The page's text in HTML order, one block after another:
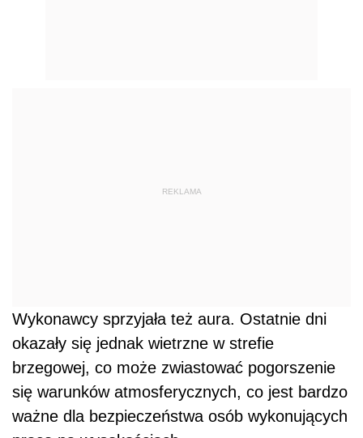
REKLAMA
Wykonawcy sprzyjała też aura. Ostatnie dni
okazały się jednak wietrzne w strefie
brzegowej, co może zwiastować pogorszenie
się warunków atmosferycznych, co jest bardzo
ważne dla bezpieczeństwa osób wykonujących